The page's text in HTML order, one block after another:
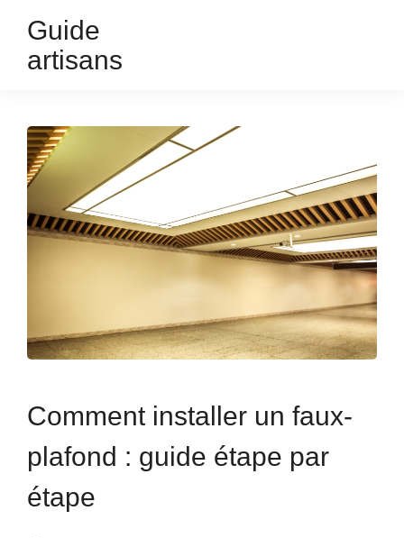
Guide
artisans
Comment installer un faux-
plafond : guide étape par
étape